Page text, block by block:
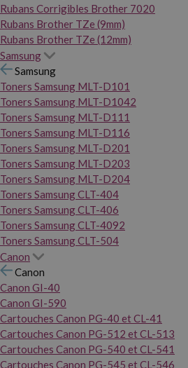
Rubans Corrigibles Brother 7020
Rubans Brother TZe (9mm)
Rubans Brother TZe (12mm)
Samsung
Samsung
Toners Samsung MLT-D101
Toners Samsung MLT-D1042
Toners Samsung MLT-D111
Toners Samsung MLT-D116
Toners Samsung MLT-D201
Toners Samsung MLT-D203
Toners Samsung MLT-D204
Toners Samsung CLT-404
Toners Samsung CLT-406
Toners Samsung CLT-4092
Toners Samsung CLT-504
Canon
Canon
Canon GI-40
Canon GI-590
Cartouches Canon PG-40 et CL-41
Cartouches Canon PG-512 et CL-513
Cartouches Canon PG-540 et CL-541
Cartouches Canon PG-545 et CL-546